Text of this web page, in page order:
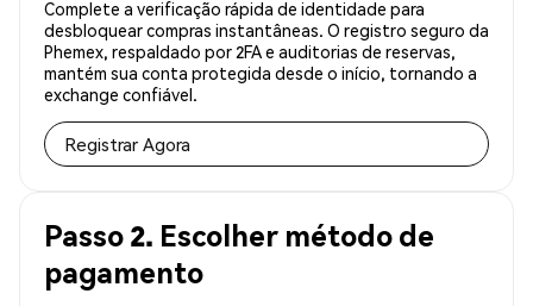
Complete a verificação rápida de identidade para
desbloquear compras instantâneas. O registro seguro da
Phemex, respaldado por 2FA e auditorias de reservas,
mantém sua conta protegida desde o início, tornando a
exchange confiável.
Registrar Agora
Passo 2. Escolher método de
pagamento